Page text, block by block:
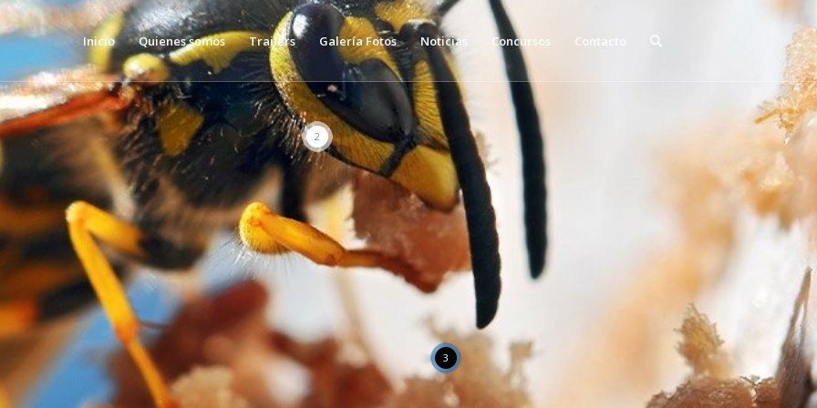
Inicio Quienes somos Trailers Galería Fotos Noticias Concursos Contacto
2
3